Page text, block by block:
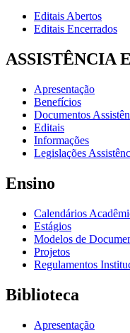
Editais Abertos
Editais Encerrados
ASSISTÊNCIA
Apresentação
Benefícios
Documentos
Editais
Informações
Legislações
Ensino
Calendários
Estágios
Modelos de
Projetos
Regulamentos
Biblioteca
Apresentação